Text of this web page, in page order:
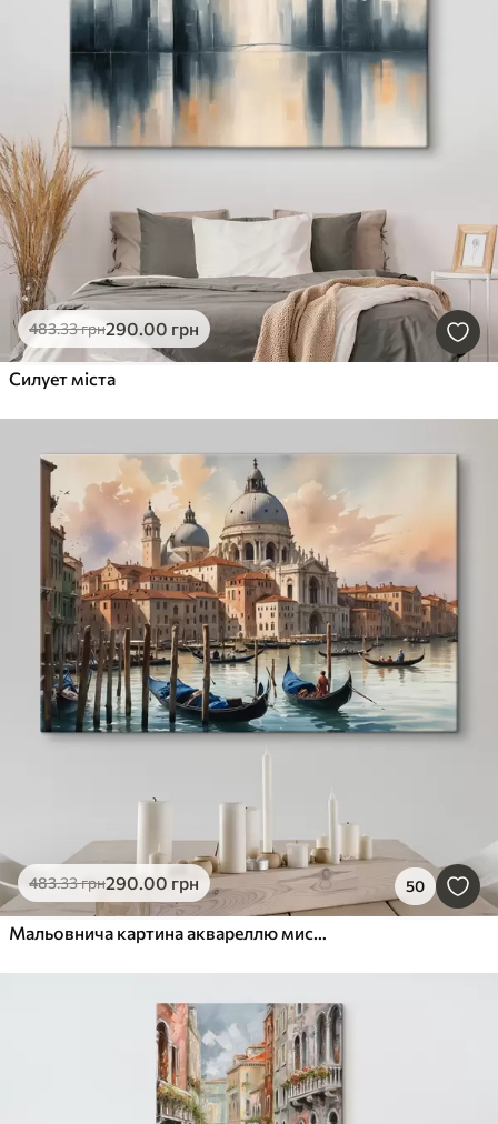
483.33грн290.00 грн
Силует міста
483.33грн290.00 грн 50
Мальовнича картина аквареллю мистецтва вид на Гранд-канал у Венеції, Італія